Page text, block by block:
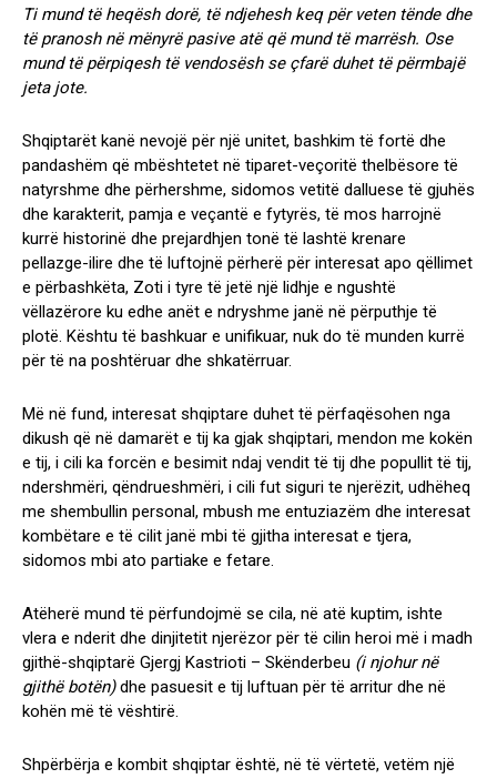
Ti mund të heqësh dorë, të ndjehesh keq për veten tënde dhe
të pranosh në mënyrë pasive atë që mund të marrësh. Ose
mund të përpiqesh të vendosësh se çfarë duhet të përmbajë
jeta jote.
Shqiptarët kanë nevojë për një unitet, bashkim të fortë dhe
pandashëm që mbështetet në tiparet-veçoritë thelbësore të
natyrshme dhe përhershme, sidomos vetitë dalluese të gjuhës
dhe karakterit, pamja e veçantë e fytyrës, të mos harrojnë
kurrë historinë dhe prejardhjen tonë të lashtë krenare
pellazge-ilire dhe të luftojnë përherë për interesat apo qëllimet
e përbashkëta, Zoti i tyre të jetë një lidhje e ngushtë
vëllazërore ku edhe anët e ndryshme janë në përputhje të
plotë. Kështu të bashkuar e unifikuar, nuk do të munden kurrë
për të na poshtëruar dhe shkatërruar.
Më në fund, interesat shqiptare duhet të përfaqësohen nga
dikush që në damarët e tij ka gjak shqiptari, mendon me kokën
e tij, i cili ka forcën e besimit ndaj vendit të tij dhe popullit të tij,
ndershmëri, qëndrueshmëri, i cili fut siguri te njerëzit, udhëheq
me shembullin personal, mbush me entuziazëm dhe interesat
kombëtare e të cilit janë mbi të gjitha interesat e tjera,
sidomos mbi ato partiake e fetare.
Atëherë mund të përfundojmë se cila, në atë kuptim, ishte
vlera e nderit dhe dinjitetit njerëzor për të cilin heroi më i madh
gjithë-shqiptarë Gjergj Kastrioti – Skënderbeu (i njohur në
gjithë botën)dhe pasuesit e tij luftuan për të arritur dhe në
kohën më të vështirë.
Shpërbërja e kombit shqiptar është, në të vërtetë, vetëm një